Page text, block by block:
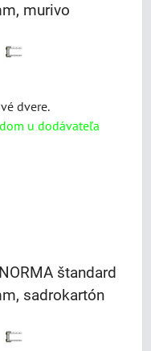
murivo
dvere.
u dodávateľa
štandard
sadrokartón